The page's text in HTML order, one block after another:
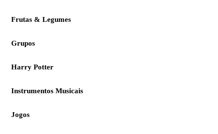
Frutas & Legumes
Grupos
Harry Potter
Instrumentos Musicais
Jogos